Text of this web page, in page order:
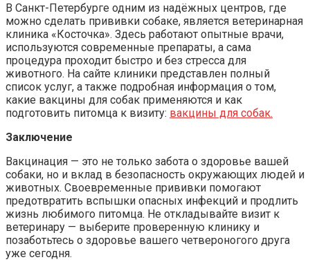
В Санкт-Петербурге одним из надёжных центров, где
можно сделать прививки собаке, является ветеринарная
клиника «Косточка». Здесь работают опытные врачи,
используются современные препараты, а сама
процедура проходит быстро и без стресса для
животного. На сайте клиники представлен полный
список услуг, а также подробная информация о том,
какие вакцины для собак применяются и как
подготовить питомца к визиту: вакцины для собак.
Заключение
Вакцинация — это не только забота о здоровье вашей
собаки, но и вклад в безопасность окружающих людей и
животных. Своевременные прививки помогают
предотвратить вспышки опасных инфекций и продлить
жизнь любимого питомца. Не откладывайте визит к
ветеринару — выберите проверенную клинику и
позаботьтесь о здоровье вашего четвероногого друга
уже сегодня.